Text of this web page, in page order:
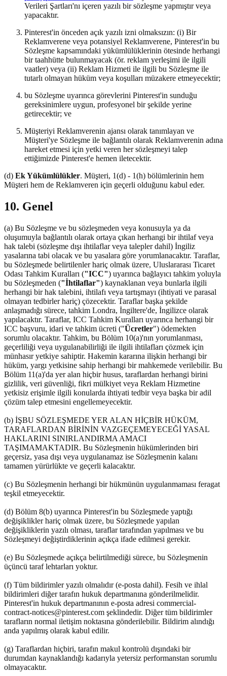
Verileri Şartları'nı içeren yazılı bir sözleşme yapmıştır veya
yapacaktır.
Pinterest'in önceden açık yazılı izni olmaksızın: (i) Bir
Reklamverene veya potansiyel Reklamverene, Pinterest'in bu
Sözleşme kapsamındaki yükümlülüklerinin ötesinde herhangi
bir taahhütte bulunmayacak (ör. reklam yerleşimi ile ilgili
vaatler) veya (ii) Reklam Hizmeti ile ilgili bu Sözleşme ile
tutarlı olmayan hüküm veya koşulları müzakere etmeyecektir;
bu Sözleşme uyarınca görevlerini Pinterest'in sunduğu
gereksinimlere uygun, profesyonel bir şekilde yerine
getirecektir; ve
Müşteriyi Reklamverenin ajansı olarak tanımlayan ve
Müşteri'ye Sözleşme ile bağlantılı olarak Reklamverenin adına
hareket etmesi için yetki veren her sözleşmeyi talep
ettiğimizde Pinterest'e hemen iletecektir.
(d) Ek Yükümlülükler. Müşteri, 1(d) - 1(h) bölümlerinin hem
Müşteri hem de Reklamveren için geçerli olduğunu kabul eder.
10. Genel
(a) Bu Sözleşme ve bu sözleşmeden veya konusuyla ya da
oluşumuyla bağlantılı olarak ortaya çıkan herhangi bir ihtilaf veya
hak talebi (sözleşme dışı ihtilaflar veya talepler dahil) İngiliz
yasalarına tabi olacak ve bu yasalara göre yorumlanacaktır. Taraflar,
bu Sözleşmede belirtilenler hariç olmak üzere, Uluslararası Ticaret
Odası Tahkim Kuralları ("ICC") uyarınca bağlayıcı tahkim yoluyla
bu Sözleşmeden ("İhtilaflar") kaynaklanan veya bunlarla ilgili
herhangi bir hak talebini, ihtilafı veya tartışmayı (ihtiyati ve parasal
olmayan tedbirler hariç) çözecektir. Taraflar başka şekilde
anlaşmadığı sürece, tahkim Londra, İngiltere'de, İngilizce olarak
yapılacaktır. Taraflar, ICC Tahkim Kuralları uyarınca herhangi bir
ICC başvuru, idari ve tahkim ücreti ("Ücretler") ödemekten
sorumlu olacaktır. Tahkim, bu Bölüm 10(a)'nın yorumlanması,
geçerliliği veya uygulanabilirliği ile ilgili ihtilafları çözmek için
münhasır yetkiye sahiptir. Hakemin kararına ilişkin herhangi bir
hüküm, yargı yetkisine sahip herhangi bir mahkemede verilebilir. Bu
Bölüm 11(a)'da yer alan hiçbir husus, taraflardan herhangi birini
gizlilik, veri güvenliği, fikri mülkiyet veya Reklam Hizmetine
yetkisiz erişimle ilgili konularda ihtiyati tedbir veya başka bir adil
çözüm talep etmesini engellemeyecektir.
(b) İŞBU SÖZLEŞMEDE YER ALAN HİÇBİR HÜKÜM,
TARAFLARDAN BİRİNİN VAZGEÇEMEYECEĞİ YASAL
HAKLARINI SINIRLANDIRMA AMACI
TAŞIMAMAKTADIR. Bu Sözleşmenin hükümlerinden biri
geçersiz, yasa dışı veya uygulanamaz ise Sözleşmenin kalanı
tamamen yürürlükte ve geçerli kalacaktır.
(c) Bu Sözleşmenin herhangi bir hükmünün uygulanmaması feragat
teşkil etmeyecektir.
(d) Bölüm 8(b) uyarınca Pinterest'in bu Sözleşmede yaptığı
değişiklikler hariç olmak üzere, bu Sözleşmede yapılan
değişikliklerin yazılı olması, taraflar tarafından yapılması ve bu
Sözleşmeyi değiştirdiklerinin açıkça ifade edilmesi gerekir.
(e) Bu Sözleşmede açıkça belirtilmediği sürece, bu Sözleşmenin
üçüncü taraf lehtarları yoktur.
(f) Tüm bildirimler yazılı olmalıdır (e-posta dahil). Fesih ve ihlal
bildirimleri diğer tarafın hukuk departmanına gönderilmelidir.
Pinterest'in hukuk departmanının e-posta adresi commercial-
contract-notices@pinterest.com şeklindedir. Diğer tüm bildirimler
tarafların normal iletişim noktasına gönderilebilir. Bildirim alındığı
anda yapılmış olarak kabul edilir.
(g) Taraflardan hiçbiri, tarafın makul kontrolü dışındaki bir
durumdan kaynaklandığı kadarıyla yetersiz performanstan sorumlu
olmayacaktır.